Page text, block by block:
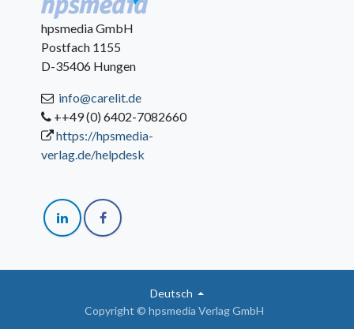
hpsmedia GmbH
Postfach 1155
D-35406 Hungen
info@carelit.de
++49 (0) 6402-7082660
https://hpsmedia-
verlag.de/helpdesk
Copyright © hpsmedia Verlag GmbH
Deutsch